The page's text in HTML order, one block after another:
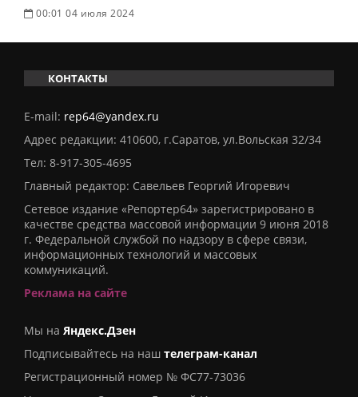
00:01 04 июля 2024
КОНТАКТЫ
E-mail: rep64@yandex.ru
Адрес редакции: 410600, г.Саратов, ул.Вольская 32/34
Тел: 8-917-305-4695
Главный редактор: Савельев Георгий Игоревич
Сетевое издание «Репортер64» зарегистрировано в
качестве средства массовой информации 9 июня 2018
г. Федеральной службой по надзору в сфере связи,
информационных технологий и массовых
коммуникаций.
Реклама на сайте
Мы на Яндекс.Дзен
Подписывайтесь на наш телеграм-канал
Регистрационный номер № ФС77-73036